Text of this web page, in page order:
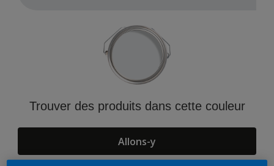
Trouver des produits dans cette couleur
Allons-y